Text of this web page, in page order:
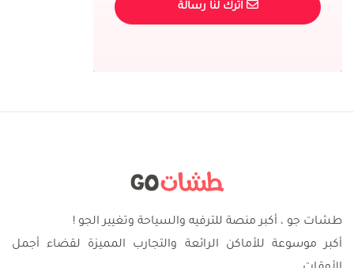
اترك لنا رسالة
طشات جو ، أكبر منصة للترفيه والسياحة وتغيير الجو !
أكبر موسوعة للأماكن الرائعة والتجارب المميزة لقضاء أجمل